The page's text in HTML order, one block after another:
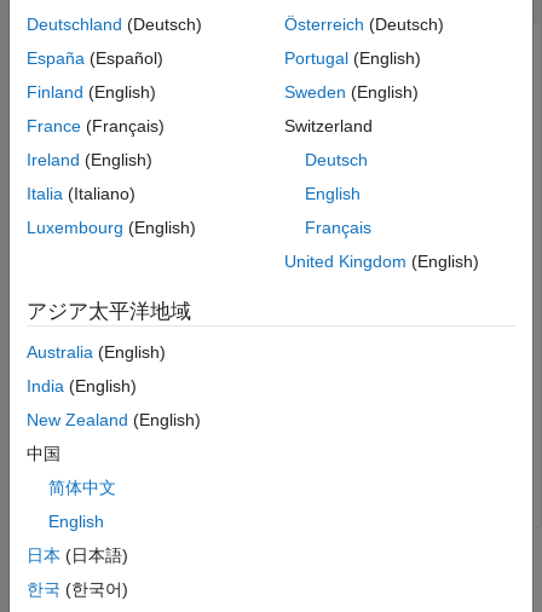
myModelという名前の Simulink モデルを開きます。このモ
まれているとします。
open_system(
My Chartという名前のチャートを探します。
    Name=
"My Chart"
す。
入力引数
Deutschland (Deutsch)
España (Español)
Finland (English)
France (Français)
Ireland (English)
Italia (Italiano)
Luxembourg (English)
Österreich (Deutsch)
Portugal(English)
Sweden (English)
Switzerland
Deutsch
English
Français
United Kingdom (English)
アジア太平洋地域
Australia (English)
India (English)
New Zealand (English)
中国
简体中文
English
日本 (日本語)
한국 (한국어)